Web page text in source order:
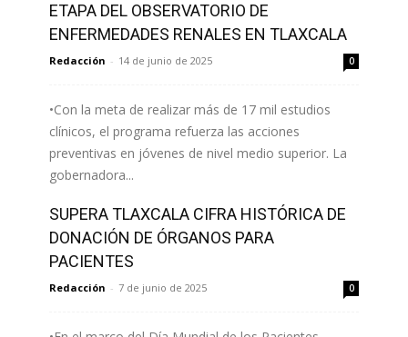
ETAPA DEL OBSERVATORIO DE
ENFERMEDADES RENALES EN TLAXCALA
Redacción - 14 de junio de 2025 0
•Con la meta de realizar más de 17 mil estudios
clínicos, el programa refuerza las acciones
preventivas en jóvenes de nivel medio superior. La
gobernadora...
Leer más
SUPERA TLAXCALA CIFRA HISTÓRICA DE
DONACIÓN DE ÓRGANOS PARA
PACIENTES
Redacción - 7 de junio de 2025 0